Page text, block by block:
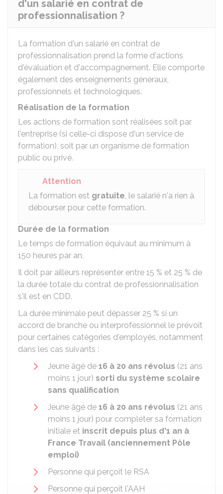
d'un salarié en contrat de
professionnalisation ?
La formation d'un salarié en contrat de
professionnalisation prend la forme d'actions
d'évaluation et d'accompagnement. Elle comporte
également des enseignements généraux,
professionnels et technologiques.
Réalisation de la formation
Les actions de formation sont réalisées soit par
l'entreprise (si celle-ci dispose d'un service de
formation), soit par un organisme de formation
public ou privé.
Attention
La formation est gratuite, le salarié n'a rien à
débourser pour cette formation.
Durée de la formation
Le temps de formation équivaut au minimum à
150 heures par an.
Il doit par ailleurs représenter entre 15 % et 25 % de
la durée totale du contrat de professionnalisation
s'il est en CDD.
La durée minimale peut dépasser 25 % si un
accord de branche ou interprofessionnel le prévoit
pour certaines catégories d'employés, notamment
dans les cas suivants :
Jeune âgé de 16 à 20 ans révolus (21 ans
moins 1 jour) sorti du système scolaire
sans qualification
Jeune âgé de 16 à 20 ans révolus (21 ans
moins 1 jour) pour compléter sa formation
initiale et inscrit depuis plus d'1 an à
France Travail (anciennement Pôle
emploi)
Personne qui perçoit le RSA
Personne qui perçoit l'AAH